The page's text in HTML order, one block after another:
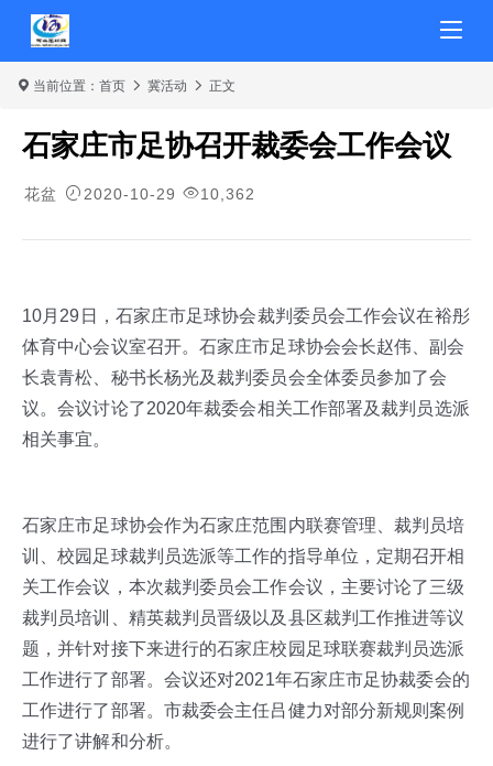
当前位置： 首页 冀活动 正文
石家庄市足协召开裁委会工作会议
花盆 2020-10-29 10,362
10月29日，石家庄市足球协会裁判委员会工作会议在裕彤
体育中心会议室召开。石家庄市足球协会会长赵伟、副会
长袁青松、秘书长杨光及裁判委员会全体委员参加了会
议。会议讨论了2020年裁委会相关工作部署及裁判员选派
相关事宜。
石家庄市足球协会作为石家庄范围内联赛管理、裁判员培
训、校园足球裁判员选派等工作的指导单位，定期召开相
关工作会议，本次裁判委员会工作会议，主要讨论了三级
裁判员培训、精英裁判员晋级以及县区裁判工作推进等议
题，并针对接下来进行的石家庄校园足球联赛裁判员选派
工作进行了部署。会议还对2021年石家庄市足协裁委会的
工作进行了部署。市裁委会主任吕健力对部分新规则案例
进行了讲解和分析。